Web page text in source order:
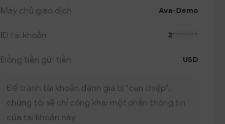
Máy chủ giao dịch Ava-Demo
ID tài khoản 2
Đồng tiền gửi tiền USD
Để tránh tài khoản đánh giá bị "can thiệp",
chúng tôi sẽ chỉ công khai một phần thông tin
của tài khoản này.